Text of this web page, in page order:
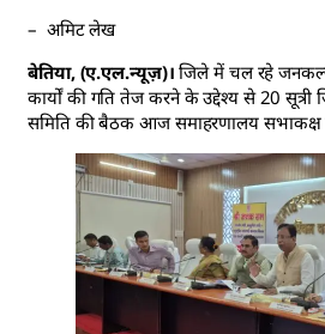
– अमिट लेख
बेतिया, (ए.एल.न्यूज़)।जिले में चल रहे
कार्यों की गति तेज करने के उद्देश्य से 20 सूत्री
समिति की बैठक आज समाहरणालय सभाकक्ष